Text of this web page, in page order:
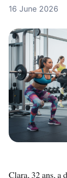
16 June 2026
Clara, 32 ans, a